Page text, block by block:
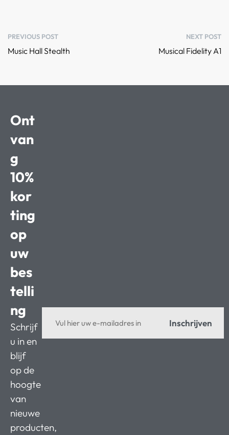
PREVIOUS POST
Music Hall Stealth
NEXT POST
Musical Fidelity A1
Ont
van
g
10%
kor
ting
op
uw
bes
telli
ng
Schrijf
u in en
blijf
op de
hoogte
van
nieuwe
producten,
Inschrijven